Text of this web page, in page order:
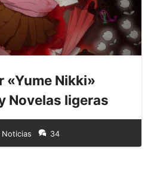
«Yume Nikki»
Novelas ligeras
Noticias 34